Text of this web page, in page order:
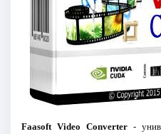
Faasoft Video Converter-